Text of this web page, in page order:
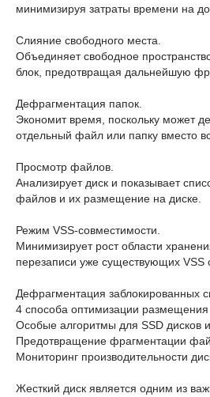
минимизируя затраты времени на
Слияние свободного места.
Объединяет свободное
блок, предотвращая дальнейшую
Дефрагментация папок.
Экономит время, поскольку может
отдельный файл или папку вместо
Просмотр файлов.
Анализирует диск и показывает
файлов и их размещение на диске.
Режим VSS-совместимости.
Минимизирует рост области
перезаписи уже существующих VSS
Дефрагментация заблокированных
4 способа оптимизации
Особые алгоритмы для SSD дисков
Предотвращение фрагментации
Мониторинг производительности
Жесткий диск является одним из